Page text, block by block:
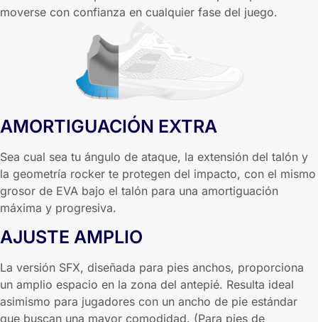
moverse con confianza en cualquier fase del juego.
AMORTIGUACIÓN EXTRA
Sea cual sea tu ángulo de ataque, la extensión del talón y
la geometría rocker te protegen del impacto, con el mismo
grosor de EVA bajo el talón para una amortiguación
máxima y progresiva.
AJUSTE AMPLIO
La versión SFX, diseñada para pies anchos, proporciona
un amplio espacio en la zona del antepié. Resulta ideal
asimismo para jugadores con un ancho de pie estándar
que buscan una mayor comodidad. (Para pies de